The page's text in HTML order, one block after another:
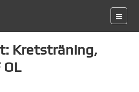
Kretsträning,